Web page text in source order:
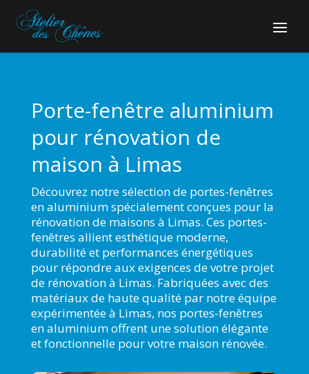
Porte-fenêtre aluminium
pour rénovation de
maison à Limas
Découvrez notre sélection de portes-fenêtres
en aluminium spécialement conçues pour la
rénovation de maisons à Limas. Ces portes-
fenêtres allient esthétique moderne,
durabilité et performances énergétiques
pour répondre aux exigences de votre projet
de rénovation à Limas. Fabriquées avec des
matériaux de haute qualité par notre équipe
expérimentée à Limas, nos portes-fenêtres
en aluminium offrent une solution élégante
et fonctionnelle pour votre maison rénovée.